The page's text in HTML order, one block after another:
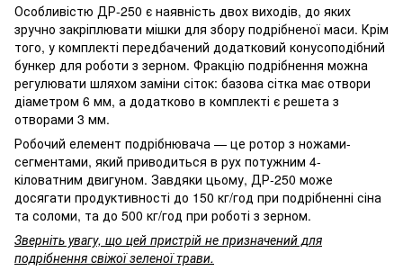
Особливістю ДР-250 є наявність двох виходів, до яких
зручно закріплювати мішки для збору подрібненої маси. Крім
того, у комплекті передбачений додатковий конусоподібний
бункер для роботи з зерном. Фракцію подрібнення можна
регулювати шляхом заміни сіток: базова сітка має отвори
діаметром 6 мм, а додатково в комплекті є решета з
отворами 3 мм.
Робочий елемент подрібнювача — це ротор з ножами-
сегментами, який приводиться в рух потужним 4-
кіловатним двигуном. Завдяки цьому, ДР-250 може
досягати продуктивності до 150 кг/год при подрібненні сіна
та соломи, та до 500 кг/год при роботі з зерном.
Зверніть увагу, що цей пристрій не призначений для
подрібнення свіжої зеленої трави.